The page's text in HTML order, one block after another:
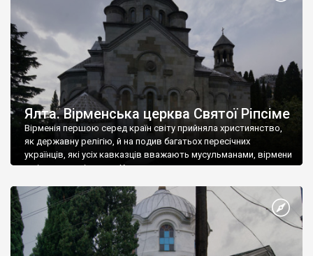
Ялта. Вірменська церква Святої Ріпсіме
Вірменія першою серед країн світу прийняла християнство,
як державну релігію, й на подив багатьох пересічних
українців, які усіх кавказців вважають мусульманами, вірмени
є відданими вірянами Христа